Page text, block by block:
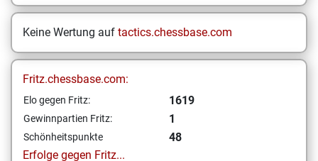
Keine Wertung auf tactics.chessbase.com
Fritz.chessbase.com:
Elo gegen Fritz: 1619
Gewinnpartien Fritz: 1
Schönheitspunkte
48
Erfolge gegen Fritz...